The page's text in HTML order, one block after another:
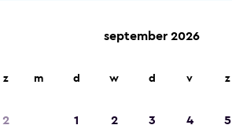
app 2023
z
2
september 2026
m d w d v z
1 2 3 4 5